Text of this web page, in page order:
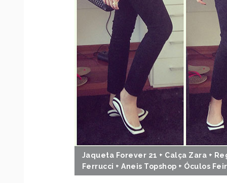
Jaqueta Forever 21 + Calça Zara +
Ferrucci + Aneis Topshop + Óculos